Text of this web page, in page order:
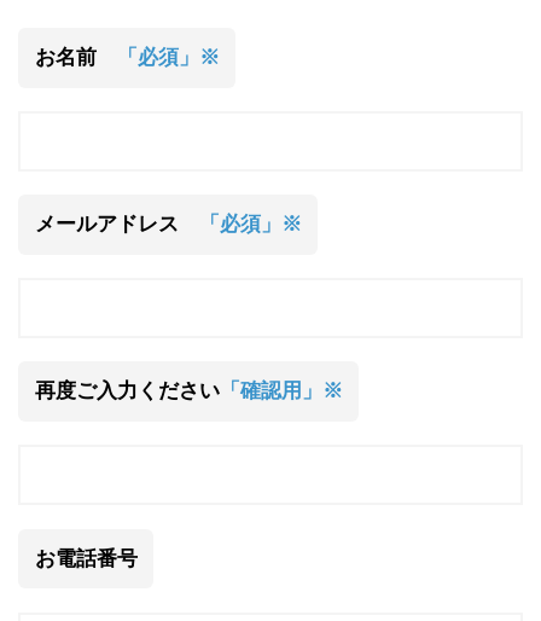
お名前 「必須」※
メールアドレス 「必須」※
再度ご入力ください「確認用」※
お電話番号